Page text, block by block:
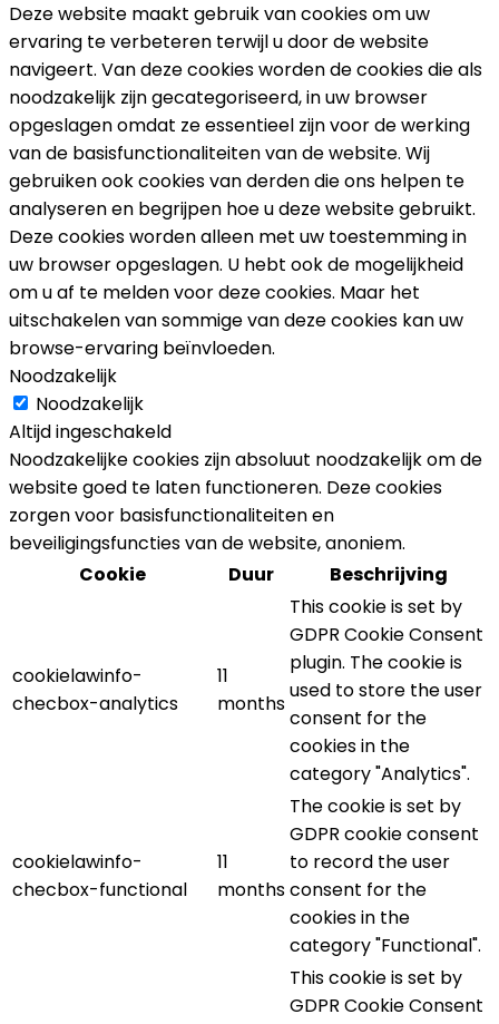
Deze website maakt gebruik van cookies om uw
ervaring te verbeteren terwijl u door de website
navigeert. Van deze cookies worden de cookies die als
noodzakelijk zijn gecategoriseerd, in uw browser
opgeslagen omdat ze essentieel zijn voor de werking
van de basisfunctionaliteiten van de website. Wij
gebruiken ook cookies van derden die ons helpen te
analyseren en begrijpen hoe u deze website gebruikt.
Deze cookies worden alleen met uw toestemming in
uw browser opgeslagen. U hebt ook de mogelijkheid
om u af te melden voor deze cookies. Maar het
uitschakelen van sommige van deze cookies kan uw
browse-ervaring beïnvloeden.
Noodzakelijk
Noodzakelijk
Altijd ingeschakeld
Noodzakelijke cookies zijn absoluut noodzakelijk om de
website goed te laten functioneren. Deze cookies
zorgen voor basisfunctionaliteiten en
beveiligingsfuncties van de website, anoniem.
Cookie
Duur Beschrijving
cookielawinfo-
checbox-analytics
11
months
This cookie is set by
GDPR Cookie Consent
plugin. The cookie is
used to store the user
consent for the
cookies in the
category "Analytics".
cookielawinfo-
checbox-functional
11
months
The cookie is set by
GDPR cookie consent
to record the user
consent for the
cookies in the
category "Functional".
This cookie is set by
GDPR Cookie Consent